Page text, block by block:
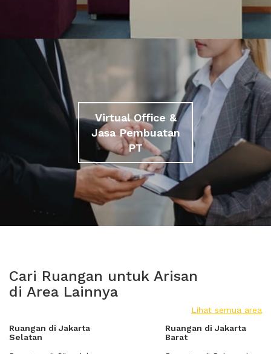
Virtual Office &
Jasa Pembuatan
PT
Cari Ruangan untuk Arisan
di Area Lainnya
Lihat semua area
Ruangan di Jakarta
Selatan
Ruangan di Jakarta
Barat